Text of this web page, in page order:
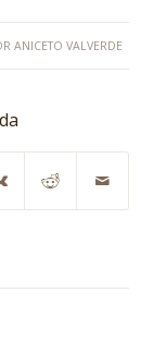
ANICETO VALVERDE